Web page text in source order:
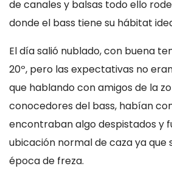
de canales y balsas todo ello
donde el bass tiene su hábitat
El día salió nublado, con buena
20º, pero las expectativas no
que hablando con amigos de la
conocedores del bass, habían
encontraban algo despistados y
ubicación normal de caza ya que
época de freza.